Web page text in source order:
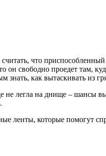
что
свободно проедет там,
знать, как вытаскивать из
легла на днище – шансы
ленты, которые помогут